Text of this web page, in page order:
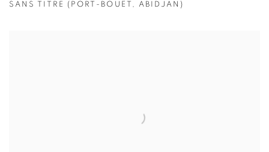
SANS TITRE (PORT-BOUËT , ABIDJAN)